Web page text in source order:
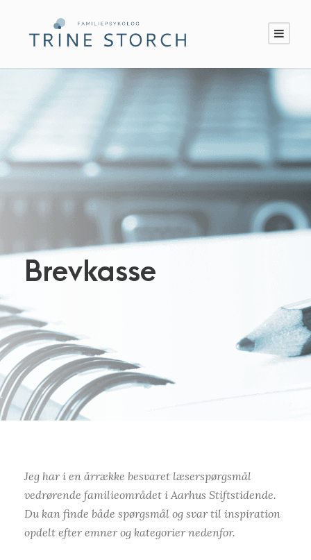
Brevkasse
Jeg har i en årrække besvaret læserspørgsmål
vedrørende familieområdet i Aarhus Stiftstidende.
Du kan finde både spørgsmål og svar til inspiration
opdelt efter emner og kategorier nedenfor.